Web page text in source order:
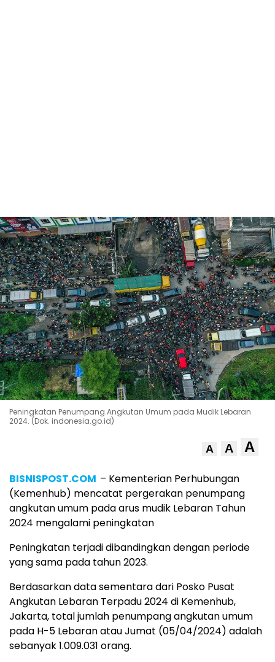
Peningkatan Penumpang Angkutan Umum pada Mudik Lebaran
2024. (Dok. indonesia.go.id)
A A A
BISNISPOST.COM – Kementerian Perhubungan
(Kemenhub) mencatat pergerakan penumpang
angkutan umum pada arus mudik Lebaran Tahun
2024 mengalami peningkatan
Peningkatan terjadi dibandingkan dengan periode
yang sama pada tahun 2023.
Berdasarkan data sementara dari Posko Pusat
Angkutan Lebaran Terpadu 2024 di Kemenhub,
Jakarta, total jumlah penumpang angkutan umum
pada H-5 Lebaran atau Jumat (05/04/2024) adalah
sebanyak 1.009.031 orang.